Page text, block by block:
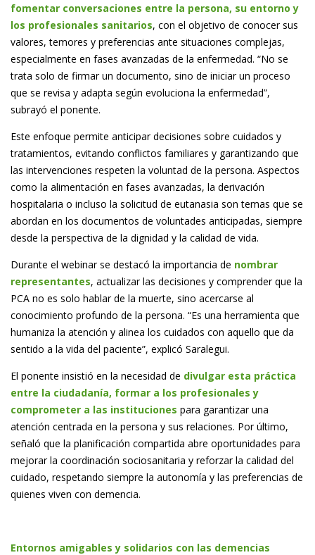
fomentar conversaciones entre la persona, su entorno y
los profesionales sanitarios, con el objetivo de conocer sus
valores, temores y preferencias ante situaciones complejas,
especialmente en fases avanzadas de la enfermedad. “No se
trata solo de firmar un documento, sino de iniciar un proceso
que se revisa y adapta según evoluciona la enfermedad”,
subrayó el ponente.
Este enfoque permite anticipar decisiones sobre cuidados y
tratamientos, evitando conflictos familiares y garantizando que
las intervenciones respeten la voluntad de la persona. Aspectos
como la alimentación en fases avanzadas, la derivación
hospitalaria o incluso la solicitud de eutanasia son temas que se
abordan en los documentos de voluntades anticipadas, siempre
desde la perspectiva de la dignidad y la calidad de vida.
Durante el webinar se destacó la importancia de nombrar
representantes, actualizar las decisiones y comprender que la
PCA no es solo hablar de la muerte, sino acercarse al
conocimiento profundo de la persona. “Es una herramienta que
humaniza la atención y alinea los cuidados con aquello que da
sentido a la vida del paciente”, explicó Saralegui.
El ponente insistió en la necesidad de divulgar esta práctica
entre la ciudadanía, formar a los profesionales y
comprometer a las instituciones para garantizar una
atención centrada en la persona y sus relaciones. Por último,
señaló que la planificación compartida abre oportunidades para
mejorar la coordinación sociosanitaria y reforzar la calidad del
cuidado, respetando siempre la autonomía y las preferencias de
quienes viven con demencia.
Entornos amigables y solidarios con las demencias